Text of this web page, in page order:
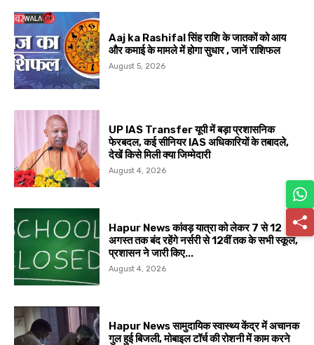
Aaj ka Rashifal सिंह राशि के जातकों को आय
और कमाई के मामले में होगा सुधार , जानें राशिफल
August 5, 2026
UP IAS Transfer यूपी में बड़ा प्रशासनिक
फेरबदल, कई सीनियर IAS अधिकारियों के तबादले,
देखें किसे मिली क्या जिम्मेदारी
August 4, 2026
Hapur News कांवड़ यात्रा को लेकर 7 से 12
अगस्त तक बंद रहेंगे नर्सरी से 12वीं तक के सभी स्कूल,
प्रशासन ने जारी किए...
August 4, 2026
Hapur News सामुदायिक स्वास्थ्य केंद्र में अचानक
गुल हुई बिजली, मोबाइल टॉर्च की रोशनी में काम करने